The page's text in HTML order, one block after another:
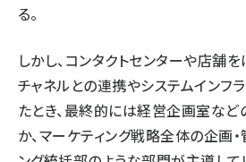
る。
しかし、コンタクトセンターや店舗
チャネルとの連携やシステムインフ
たとき、最終的には経営企画室な
か、マーケティング戦略全体の企画